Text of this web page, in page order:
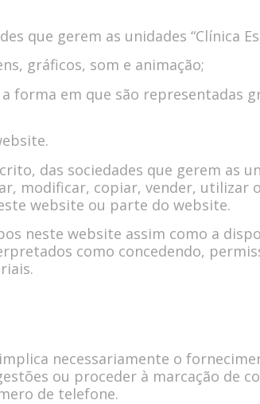
que gerem as unidades “Clínica
gráficos, som e animação;
forma em que são representadas
das sociedades que gerem as
modificar, copiar, vender, utilizar
website ou parte do website.
neste website assim como a
como concedendo,
necessariamente o
ou proceder à marcação de
de telefone.